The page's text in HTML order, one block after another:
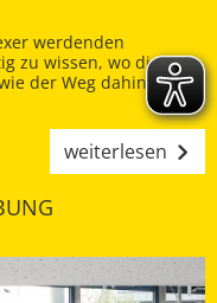
werdenden
zu wissen, wo die
der Weg dahin
weiterlesen